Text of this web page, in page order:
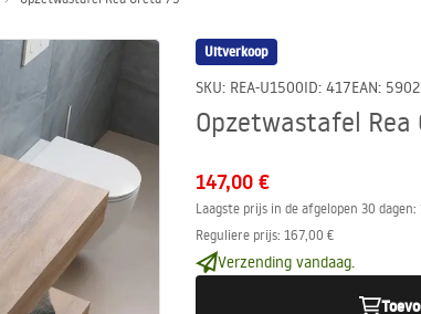
Uitverkoop
SKU: REA-U1500ID: 417EAN:
Opzetwastafel Rea
147,00 €
Laagste prijs in de afgelopen 30 dagen:
Reguliere prijs: 167,00 €
Verzending vandaag.